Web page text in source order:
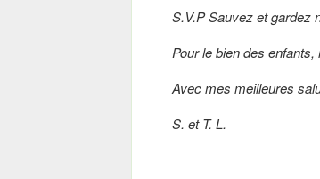
S.V.P Sauvez et gardez
Pour le bien des enfants,
Avec mes meilleures
S. et T. L.